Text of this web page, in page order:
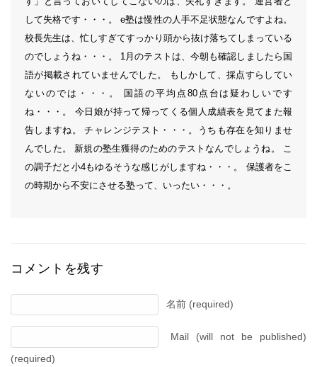
して失格です・・・。 e塾は慢性の人手不足状態なんですよね。
校長先生は、忙しすぎてすっかり頭から抜け落ちてしまっている
のでしょうね・・・。 1月のテストは、今朝も確認しましたら国
語が掲載されていませんでした。 もしかして、採点すらしてい
ないのでは・・・。 国語の平均点80点台は疑わしいです
ね・・・。 今日娘が持って帰ってくる個人成績表を見てまた報
告しますね。 チャレンジテスト・・・。うちも存在を知りませ
んでした。 新規の塾生獲得のためのテストなんでしょうね。 こ
の調子だと小4もゆるそうな感じがしますね・・・。 保護者をこ
の時期から不安にさせる塾って、いったい・・・。
コメントを残す
名前 (required)
Mail (will not be published)
(required)